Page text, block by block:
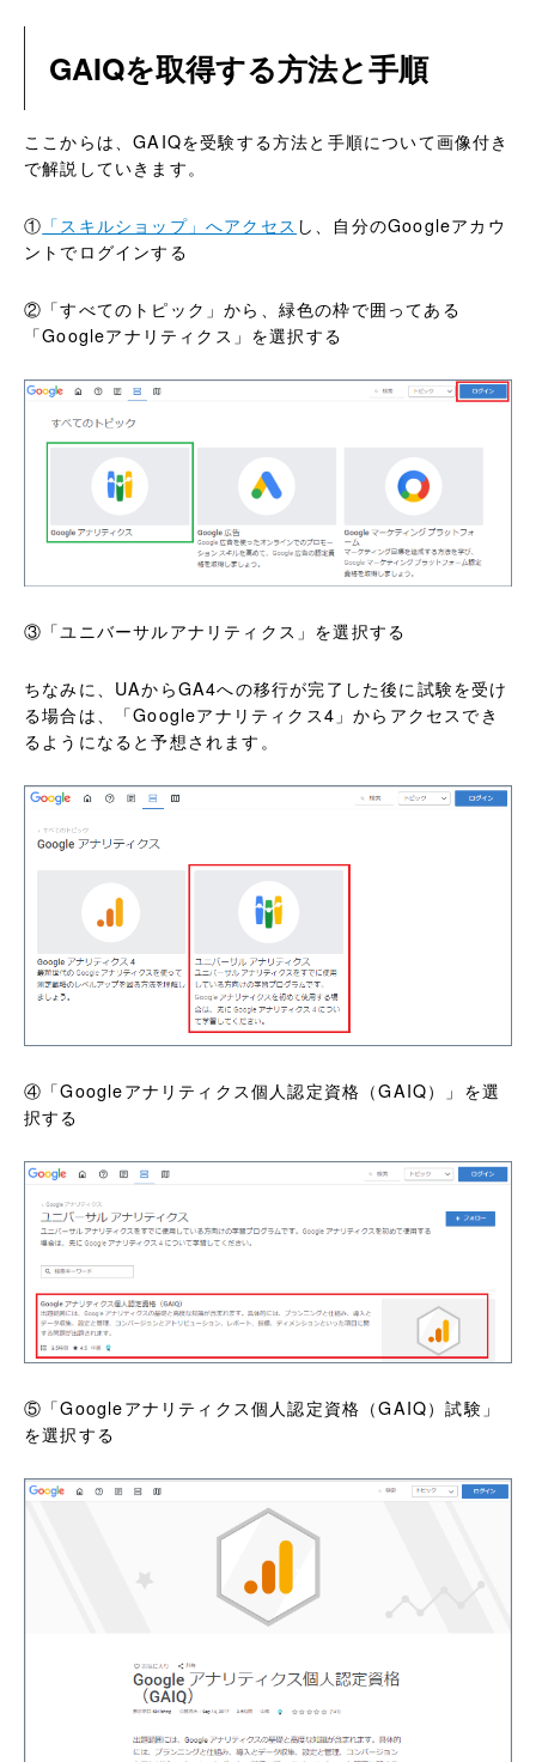
GAIQを取得する方法と手順
ここからは、GAIQを受験する方法と手順について画像付き
で解説していきます。
① 「スキルショップ」へアクセス し、自分のGoogleアカウ
ントでログインする
②「すべてのトピック」から、緑色の枠で囲ってある
「Googleアナリティクス」を選択する
③「ユニバーサルアナリティクス」を選択する
ちなみに、UAからGA4への移行が完了した後に試験を受け
る場合は、「Googleアナリティクス4」からアクセスでき
るようになると予想されます。
④「Googleアナリティクス個人認定資格（GAIQ）」を選
択する
⑤「Googleアナリティクス個人認定資格（GAIQ）試験」
を選択する